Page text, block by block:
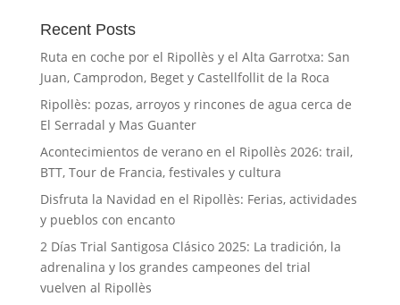
Recent Posts
Ruta en coche por el Ripollès y el Alta Garrotxa: San
Juan, Camprodon, Beget y Castellfollit de la Roca
Ripollès: pozas, arroyos y rincones de agua cerca de
El Serradal y Mas Guanter
Acontecimientos de verano en el Ripollès 2026: trail,
BTT, Tour de Francia, festivales y cultura
Disfruta la Navidad en el Ripollès: Ferias, actividades
y pueblos con encanto
2 Días Trial Santigosa Clásico 2025: La tradición, la
adrenalina y los grandes campeones del trial
vuelven al Ripollès